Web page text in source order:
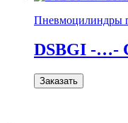
Пневмоцилиндры
DSBGI -…-
Заказать